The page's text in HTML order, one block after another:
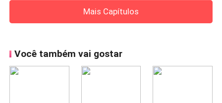
Mais Capítulos
Você também vai gostar